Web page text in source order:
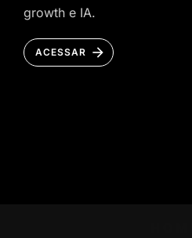
growth e IA.
ACESSAR